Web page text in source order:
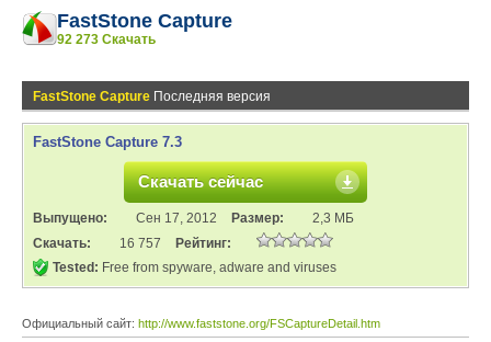
FastStone Capture
92 273 Скачать
FastStone Capture Последняя версия
FastStone Capture 7.3
Скачать сейчас
Выпущено: Сен 17, 2012 Размер:
2,3 МБ
Скачать:
16 757
Рейтинг:
Tested: Free from spyware, adware and viruses
Официальный сайт: http://www.faststone.org/FSCaptureDetail.htm